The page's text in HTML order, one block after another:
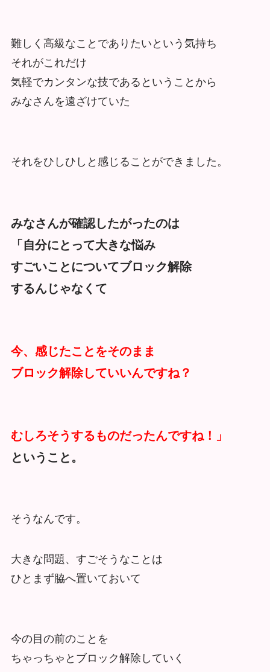
難しく高級なことでありたいという気持ち
それがこれだけ
気軽でカンタンな技であるということから
みなさんを遠ざけていた
それをひしひしと感じることができました。
みなさんが確認したがったのは
「自分にとって大きな悩み
すごいことについてブロック解除
するんじゃなくて
今、感じたことをそのまま
ブロック解除していいんですね？
むしろそうするものだったんですね！」
ということ。
そうなんです。
大きな問題、すごそうなことは
ひとまず脇へ置いておいて
今の目の前のことを
ちゃっちゃとブロック解除していく